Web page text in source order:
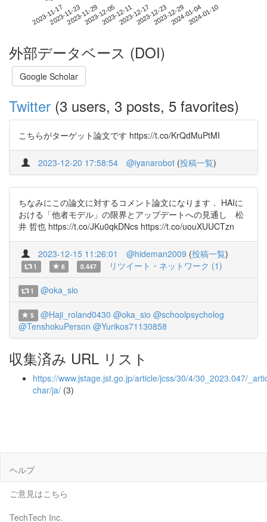
2023-11-172023-11-232023-11-292023-12-052023-12-112023-12-172023-12-232023-12-292024-01-042024-01-10
外部データベース (DOI)
Google Scholar
Twitter (3 users, 3 posts, 5 favorites)
こちらがターゲット論文です https://t.co/KrQdMuPtMI
2023-12-20 17:58:54 @iyanarobot (投稿一覧)
ちなみにこの論文に対するコメント論文になります． HAIに
おける「他者モデル」の限界とアップデートへの見通し 松
井 哲也 https://t.co/JKu0qkDNcs https://t.co/uouXUUCTzn
2023-12-15 11:26:01 @hideman2009 (投稿一覧)
1 6 0.447 リツイート・ネットワーク (1)
1 @oka_sio
5 @Haji_roland0430 @oka_sio @schoolpsycholog
@TenshokuPerson @Yurikos71130858
収集済み URL リスト
https://www.jstage.jst.go.jp/article/jcss/30/4/30_2023.047/
char/ja/ (3)
ヘルプ
ご意見はこちら
TechTech Inc.